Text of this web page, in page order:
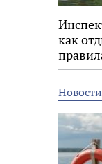
как
Новости